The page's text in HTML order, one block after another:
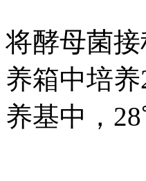
将酵母菌
养箱中培
养基中，